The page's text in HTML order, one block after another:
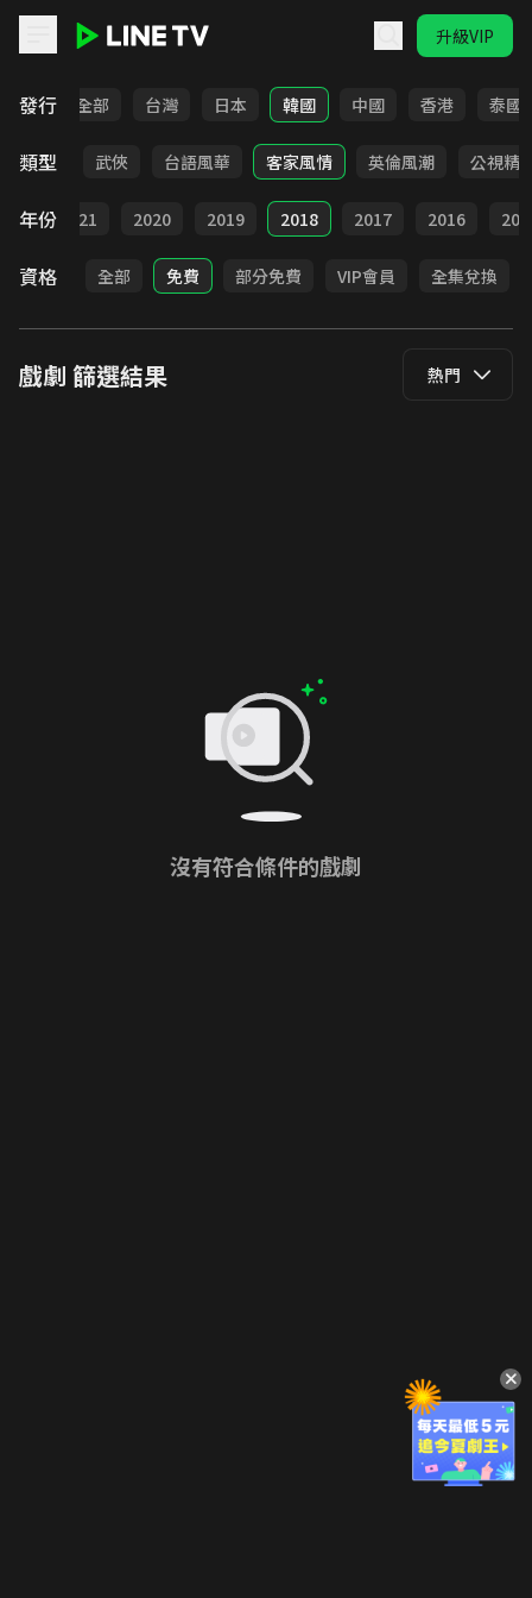
升級VIP
發行 全部 台灣 日本 韓國 中國 香港 泰國
類型
時代 武俠 台語風華 客家風情 英倫風潮 公視精
年份 2021 2020 2019 2018 2017 2016
資格 全部 免費 部分免費 VIP會員 全集兌換
戲劇 篩選結果 熱門
沒有符合條件的戲劇